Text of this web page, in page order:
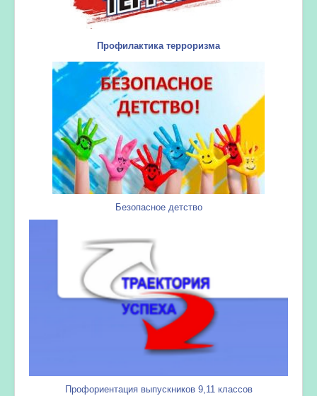
Профилактика терроризма
Безопасное детство
Профориентация выпускников 9,11 классов